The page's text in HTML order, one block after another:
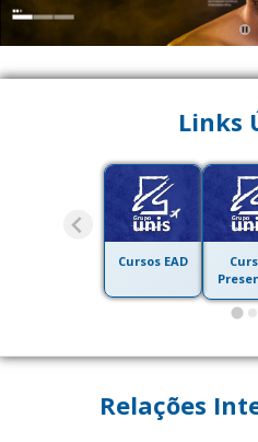
Links
Cursos EAD
Relações